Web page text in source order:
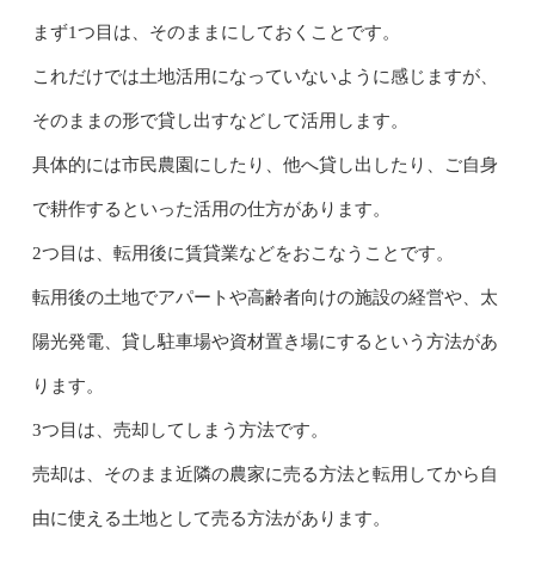
まず1つ目は、そのままにしておくことです。
これだけでは土地活用になっていないように感じますが、
そのままの形で貸し出すなどして活用します。
具体的には市民農園にしたり、他へ貸し出したり、ご自身
で耕作するといった活用の仕方があります。
2つ目は、転用後に賃貸業などをおこなうことです。
転用後の土地でアパートや高齢者向けの施設の経営や、太
陽光発電、貸し駐車場や資材置き場にするという方法があ
ります。
3つ目は、売却してしまう方法です。
売却は、そのまま近隣の農家に売る方法と転用してから自
由に使える土地として売る方法があります。